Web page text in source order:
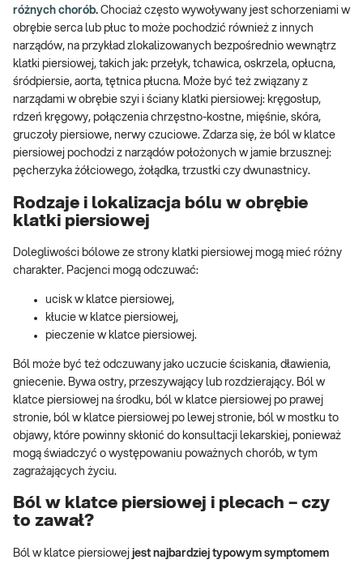
różnych chorób. Chociaż często wywoływany jest schorzeniami w
obrębie serca lub płuc to może pochodzić również z innych
narządów, na przykład zlokalizowanych bezpośrednio wewnątrz
klatki piersiowej, takich jak: przełyk, tchawica, oskrzela, opłucna,
śródpiersie, aorta, tętnica płucna. Może być też związany z
narządami w obrębie szyi i ściany klatki piersiowej: kręgosłup,
rdzeń kręgowy, połączenia chrzęstno-kostne, mięśnie, skóra,
gruczoły piersiowe, nerwy czuciowe. Zdarza się, że ból w klatce
piersiowej pochodzi z narządów położonych w jamie brzusznej:
pęcherzyka żółciowego, żołądka, trzustki czy dwunastnicy.
Rodzaje i lokalizacja bólu w obrębie
klatki piersiowej
Dolegliwości bólowe ze strony klatki piersiowej mogą mieć różny
charakter. Pacjenci mogą odczuwać:
ucisk w klatce piersiowej,
kłucie w klatce piersiowej,
pieczenie w klatce piersiowej.
Ból może być też odczuwany jako uczucie ściskania, dławienia,
gniecenie. Bywa ostry, przeszywający lub rozdzierający. Ból w
klatce piersiowej na środku, ból w klatce piersiowej po prawej
stronie, ból w klatce piersiowej po lewej stronie, ból w mostku to
objawy, które powinny skłonić do konsultacji lekarskiej, ponieważ
mogą świadczyć o występowaniu poważnych chorób, w tym
zagrażających życiu.
Ból w klatce piersiowej i plecach – czy
to zawał?
Ból w klatce piersiowej jest najbardziej typowym symptomem